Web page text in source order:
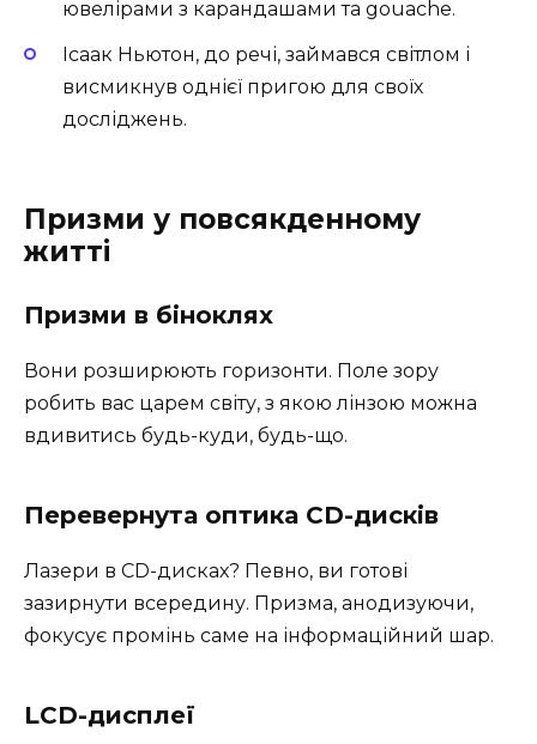
ювелірами з карандашами та gouache.
Ісаак Ньютон, до речі, займався світлом і
висмикнув однієї пригою для своїх
досліджень.
Призми у повсякденному
житті
Призми в біноклях
Вони розширюють горизонти. Поле зору
робить вас царем світу, з якою лінзою можна
вдивитись будь-куди, будь-що.
Перевернута оптика CD-дисків
Лазери в CD-дисках? Певно, ви готові
зазирнути всередину. Призма, анодизуючи,
фокусує промінь саме на інформаційний шар.
LCD-дисплеї